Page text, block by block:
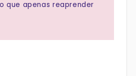
que apenas reaprender